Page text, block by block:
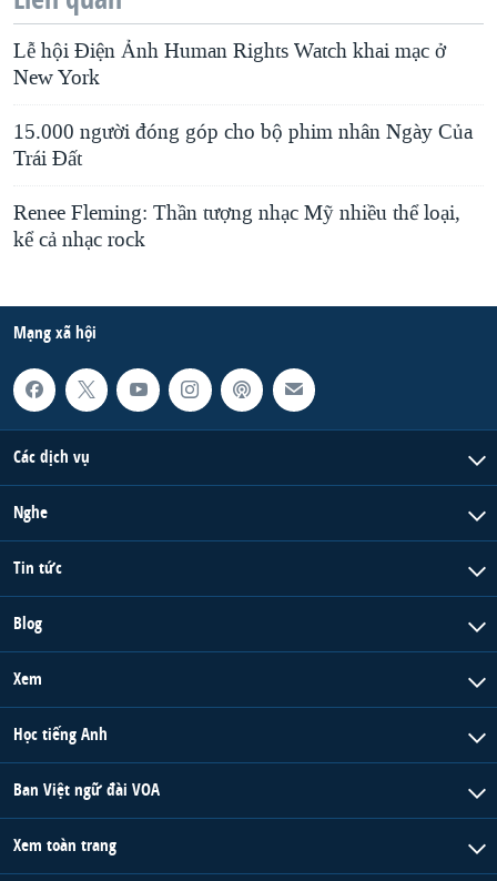
Lễ hội Điện Ảnh Human Rights Watch khai mạc ở
New York
15.000 người đóng góp cho bộ phim nhân Ngày Của
Trái Đất
Renee Fleming: Thần tượng nhạc Mỹ nhiều thể loại,
kể cả nhạc rock
Mạng xã hội
Các dịch vụ
Nghe
Tin tức
Blog
Xem
Học tiếng Anh
Ban Việt ngữ đài VOA
Xem toàn trang